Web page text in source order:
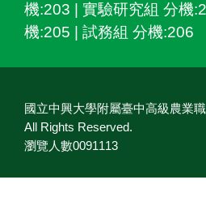
機:203 | 實驗研究組 分機
機:205 | 試務組 分機:206
國立中興大學附屬臺中高級農業
All Rights Reserved.
瀏覽人數0091113